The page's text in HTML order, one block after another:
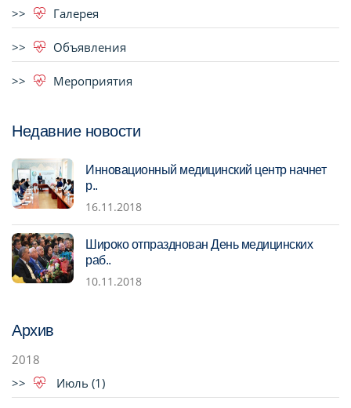
Галерея
Объявления
Мероприятия
Недавние новости
Инновационный медицинский центр начнет
р..
16.11.2018
Широко отпразднован День медицинских
раб..
10.11.2018
Архив
2018
Июль (1)